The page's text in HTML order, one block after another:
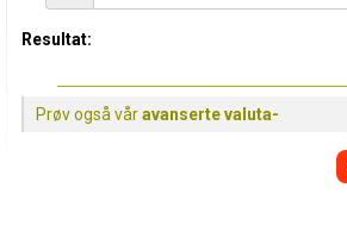
Resultat:
Prøv også våravanserte valuta-